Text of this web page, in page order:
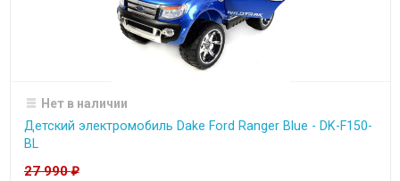
Нет в наличии
Детский электромобиль Dake Ford Ranger Blue - DK-F150-
BL
27 990₽